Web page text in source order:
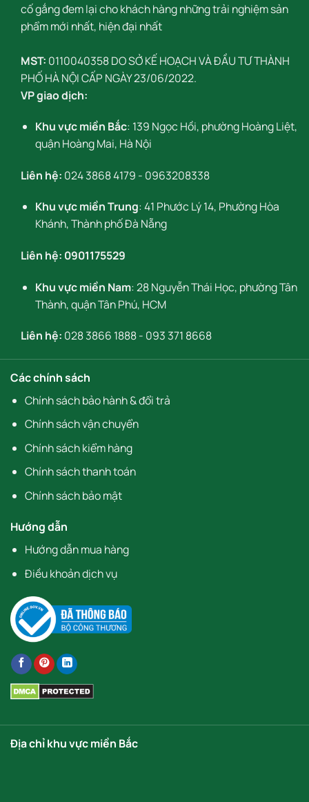
cố gắng đem lại cho khách hàng những trải nghiệm sản
phẩm mới nhất, hiện đại nhất
MST: 0110040358 DO SỞ KẾ HOẠCH VÀ ĐẦU TƯ THÀNH
PHỐ HÀ NỘI CẤP NGÀY 23/06/2022.
VP giao dịch:
Khu vực miền Bắc: 139 Ngọc Hồi, phường Hoàng Liệt,
quận Hoàng Mai, Hà Nội
Liên hệ: 024 3868 4179 - 0963208338
Khu vực miền Trung: 41 Phước Lý 14, Phường Hòa
Khánh, Thành phố Đà Nẵng
Liên hệ: 0901175529
Khu vực miền Nam: 28 Nguyễn Thái Học, phường Tân
Thành, quận Tân Phú, HCM
Liên hệ: 028 3866 1888- 093 371 8668
Các chính sách
Chính sách bảo hành & đổi trả
Chính sách vận chuyển
Chính sách kiểm hàng
Chính sách thanh toán
Chính sách bảo mật
Hướng dẫn
Hướng dẫn mua hàng
Điều khoản dịch vụ
Địa chỉ khu vực miền Bắc